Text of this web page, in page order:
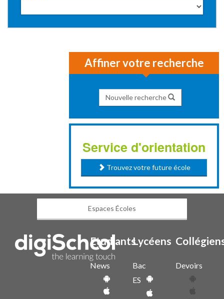
Affiner votre recherche
Nouvelle recherche
Service d'orientation
Trouvez votre future école
Espaces Écoles
Etudiants
News
Lycéens
Bac
ES
Devoirs